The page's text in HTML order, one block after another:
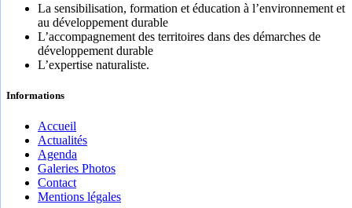
La sensibilisation, formation et éducation à l’environnement et
au développement durable
L’accompagnement des territoires dans des démarches de
développement durable
L’expertise naturaliste.
Informations
Accueil
Actualités
Agenda
Galeries Photos
Contact
Mentions légales